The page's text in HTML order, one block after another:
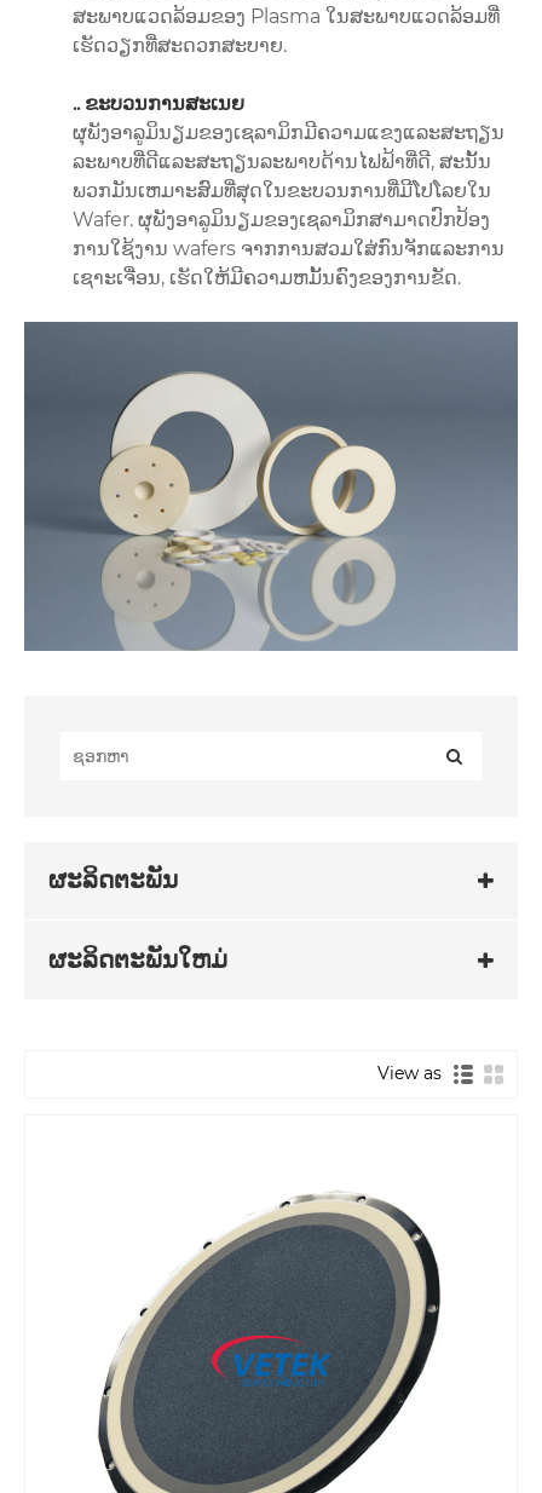
ສະພາບແວດລ້ອມຂອງ Plasma ໃນສະພາບແວດລ້ອມທີ່
ເຮັດວຽກທີ່ສະດວກສະບາຍ.
.. ຂະບວນການສະເນຍ
ຜຸພັງອາລູມິນຽມຂອງເຊລາມິກມີຄວາມແຂງແລະສະຖຽນ
ລະພາບທີ່ດີແລະສະຖຽນລະພາບດ້ານໄຟຟ້າທີ່ດີ, ສະນັ້ນ
ພວກມັນເຫມາະສົມທີ່ສຸດໃນຂະບວນການທີ່ມີໂປໂລຍໃນ
Wafer. ຜຸພັງອາລູມິນຽມຂອງເຊລາມິກສາມາດປົກປ້ອງ
ການໃຊ້ງານ wafers ຈາກການສວມໃສ່ກົນຈັກແລະການ
ເຊາະເຈື່ອນ, ເຮັດໃຫ້ມີຄວາມຫມັ້ນຄົງຂອງການຂັດ.
ຜະລິດຕະພັນ
ຜະລິດຕະພັນໃຫມ່
View as